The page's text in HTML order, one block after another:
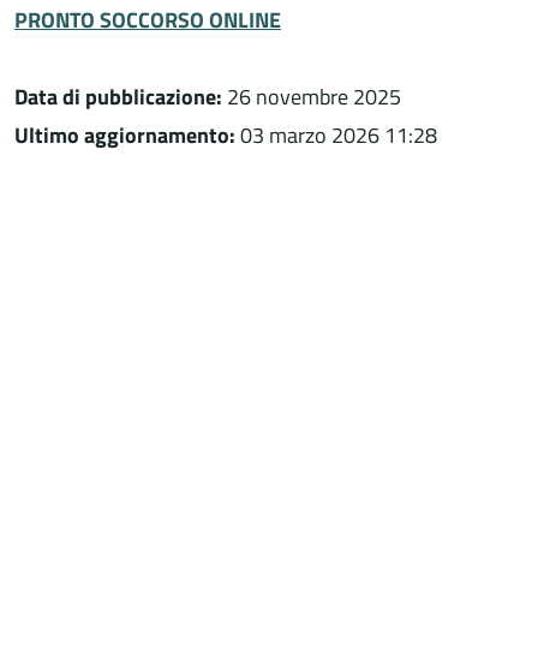
PRONTO SOCCORSO ONLINE
Data di pubblicazione: 26 novembre 2025
Ultimo aggiornamento:03 marzo 2026 11:28